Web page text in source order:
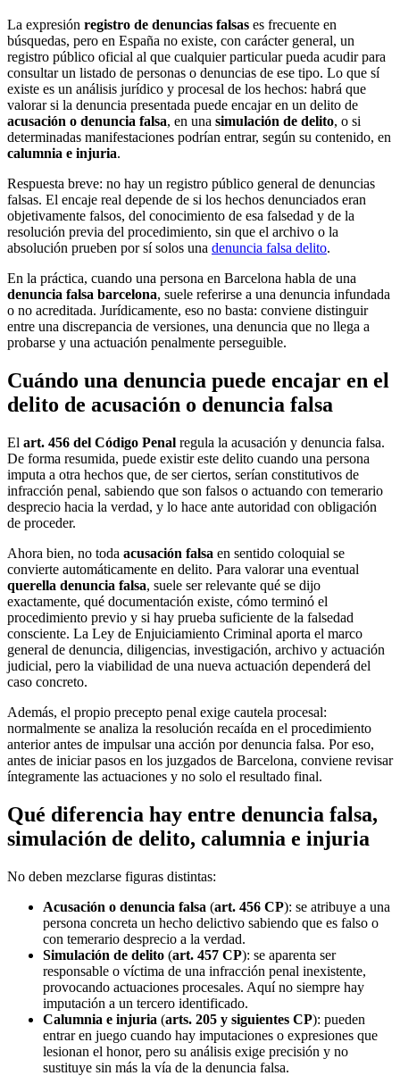
La expresión registro de denuncias falsas es frecuente en
búsquedas, pero en España no existe, con carácter general, un
registro público oficial al que cualquier particular pueda acudir para
consultar un listado de personas o denuncias de ese tipo. Lo que sí
existe es un análisis jurídico y procesal de los hechos: habrá que
valorar si la denuncia presentada puede encajar en un delito de
acusación o denuncia falsa, en una simulación de delito, o si
determinadas manifestaciones podrían entrar, según su contenido, en
calumnia e injuria.
Respuesta breve: no hay un registro público general de denuncias
falsas. El encaje real depende de si los hechos denunciados eran
objetivamente falsos, del conocimiento de esa falsedad y de la
resolución previa del procedimiento, sin que el archivo o la
absolución prueben por sí solos una denuncia falsa delito.
En la práctica, cuando una persona en Barcelona habla de una
denuncia falsa barcelona, suele referirse a una denuncia infundada
o no acreditada. Jurídicamente, eso no basta: conviene distinguir
entre una discrepancia de versiones, una denuncia que no llega a
probarse y una actuación penalmente perseguible.
Cuándo una denuncia puede encajar en el
delito de acusación o denuncia falsa
El art. 456 del Código Penal regula la acusación y denuncia falsa.
De forma resumida, puede existir este delito cuando una persona
imputa a otra hechos que, de ser ciertos, serían constitutivos de
infracción penal, sabiendo que son falsos o actuando con temerario
desprecio hacia la verdad, y lo hace ante autoridad con obligación
de proceder.
Ahora bien, no toda acusación falsa en sentido coloquial se
convierte automáticamente en delito. Para valorar una eventual
querella denuncia falsa, suele ser relevante qué se dijo
exactamente, qué documentación existe, cómo terminó el
procedimiento previo y si hay prueba suficiente de la falsedad
consciente. La Ley de Enjuiciamiento Criminal aporta el marco
general de denuncia, diligencias, investigación, archivo y actuación
judicial, pero la viabilidad de una nueva actuación dependerá del
caso concreto.
Además, el propio precepto penal exige cautela procesal:
normalmente se analiza la resolución recaída en el procedimiento
anterior antes de impulsar una acción por denuncia falsa. Por eso,
antes de iniciar pasos en los juzgados de Barcelona, conviene revisar
íntegramente las actuaciones y no solo el resultado final.
Qué diferencia hay entre denuncia falsa,
simulación de delito, calumnia e injuria
No deben mezclarse figuras distintas:
Acusación o denuncia falsa (art. 456 CP): se atribuye a una
persona concreta un hecho delictivo sabiendo que es falso o
con temerario desprecio a la verdad.
Simulación de delito (art. 457 CP): se aparenta ser
responsable o víctima de una infracción penal inexistente,
provocando actuaciones procesales. Aquí no siempre hay
imputación a un tercero identificado.
Calumnia e injuria (arts. 205 y siguientes CP): pueden
entrar en juego cuando hay imputaciones o expresiones que
lesionan el honor, pero su análisis exige precisión y no
sustituye sin más la vía de la denuncia falsa.